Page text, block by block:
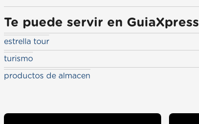
Te puede servir en GuiaXpress
estrella tour
turismo
productos de almacen